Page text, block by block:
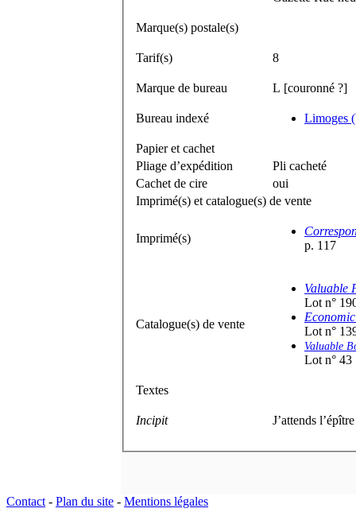
Marque(s) postale(s)
Tarif(s) 8
Marque de bureau L [couronné ?]
Bureau indexé Limoges
Papier et cachet
Pliage d’expédition
Pli cacheté
Cachet de cire
oui
Imprimé(s) et catalogue(s) de vente
Imprimé(s)
p. 117
Catalogue(s) de vente
Valuable
Lot n°
Lot n°
Valuable
Lot n° 43
Textes
Incipit J’attends
Contact - Plan du site - Mentions légales